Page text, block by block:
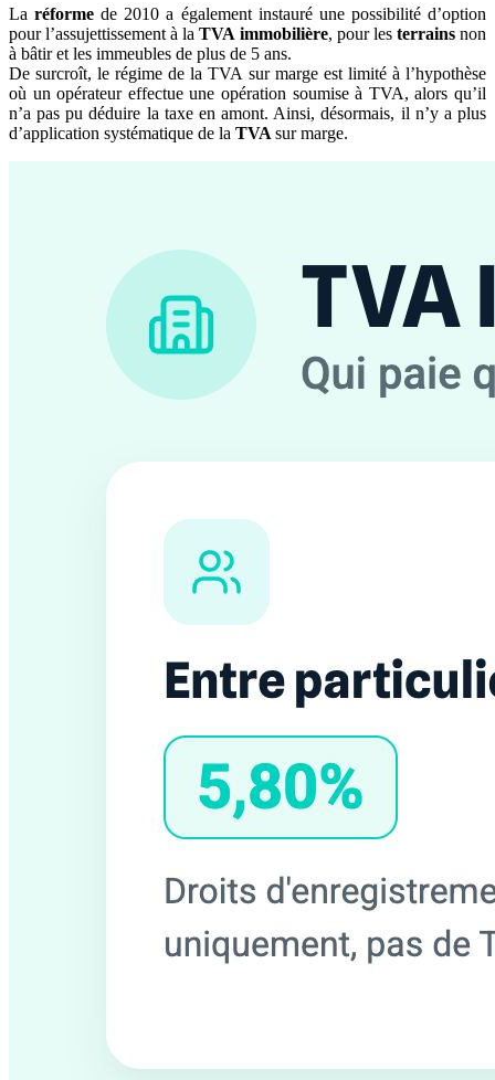
Laréformede 2010 a également instauré une possibilité d’option
pour l’assujettissement à laTVA immobilière, pour les terrainsnon
à bâtir et les immeubles de plus de 5 ans.
De surcroît, le régime de la TVA sur marge est limité à l’hypothèse
où un opérateur effectue une opération soumise à TVA, alors qu’il
n’a pas pu déduire la taxe en amont. Ainsi, désormais, il n’y a plus
d’application systématique de la TVA sur marge.